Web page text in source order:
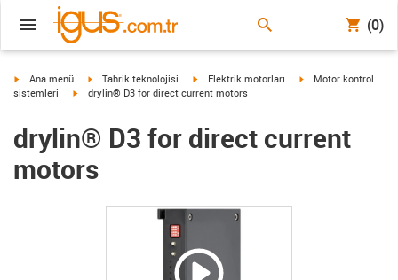
(0)
igus-icon-arrow-right
Ana menü igus-icon-arrow-right
Tahrik teknolojisi igus-icon-arrow-right
Elektrik motorları igus-icon-arrow-right
Motor kontrol
sistemleri
igus-icon-arrow-right
drylin® D3 for direct current motors
drylin® D3 for direct current
motors